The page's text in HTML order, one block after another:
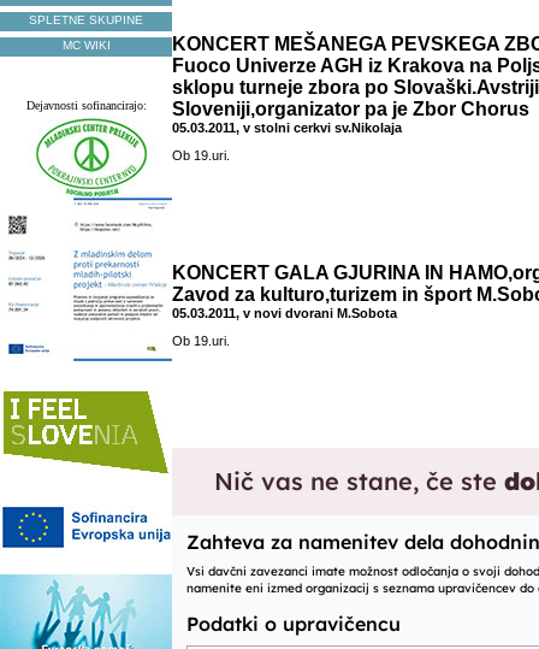
SPLETNE SKUPINE
MC WIKI
Dejavnosti sofinancirajo:
KONCERT MEŠANEGA PEVSKEGA
Fuoco Univerze AGH iz Krakova na
sklopu turneje zbora po
Sloveniji,organizator pa je Zbor Chorus
05.03.2011, v stolni cerkvi sv.Nikolaja
Ob 19.uri.
KONCERT GALA GJURINA IN
Zavod za kulturo,turizem in šport
05.03.2011, v novi dvorani M.Sobota
Ob 19.uri.